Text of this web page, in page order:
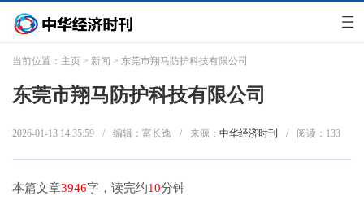
当前位置： 主页 > 新闻 > 东莞市翔马防护科技有限公司
东莞市翔马防护科技有限公司
2026-01-13 14:35:59 / 编辑：富长逸 / 来源： 中华经济时刊 / 阅读： 133
本篇文章3946字，读完约10分钟